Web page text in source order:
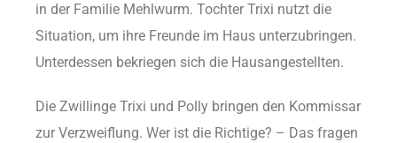
in der Familie Mehlwurm. Tochter Trixi nutzt die
Situation, um ihre Freunde im Haus unterzubringen.
Unterdessen bekriegen sich die Hausangestellten.
Die Zwillinge Trixi und Polly bringen den Kommissar
zur Verzweiflung. Wer ist die Richtige? – Das fragen